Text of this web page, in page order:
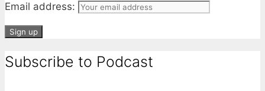
Email address:
Subscribe to Podcast